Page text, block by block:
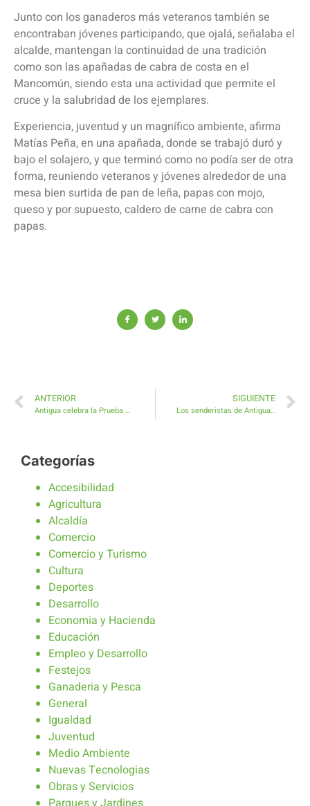
Junto con los ganaderos más veteranos también se
encontraban jóvenes participando, que ojalá, señalaba el
alcalde, mantengan la continuidad de una tradición
como son las apañadas de cabra de costa en el
Mancomún, siendo esta una actividad que permite el
cruce y la salubridad de los ejemplares.
Experiencia, juventud y un magnífico ambiente, afirma
Matías Peña, en una apañada, donde se trabajó duró y
bajo el solajero, y que terminó como no podía ser de otra
forma, reuniendo veteranos y jóvenes alrededor de una
mesa bien surtida de pan de leña, papas con mojo,
queso y por supuesto, caldero de carne de cabra con
papas.
ANTERIOR
Antigua celebra la Prueba APM del Circuito Canario de Trabajo de Campo para perros de Muestra
SIGUIENTE
Los senderistas de Antigua recorren los asentamientos y barrancos de Guisguey a La Caldereta
Categorías
Accesibilidad
Agricultura
Alcaldía
Comercio
Comercio y Turismo
Cultura
Deportes
Desarrollo
Economia y Hacienda
Educación
Empleo y Desarrollo
Festejos
Ganaderia y Pesca
General
Igualdad
Juventud
Medio Ambiente
Nuevas Tecnologias
Obras y Servicios